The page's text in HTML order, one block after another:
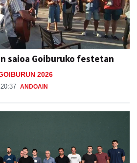
saioa Goiburuko festetan
2026
ANDOAIN